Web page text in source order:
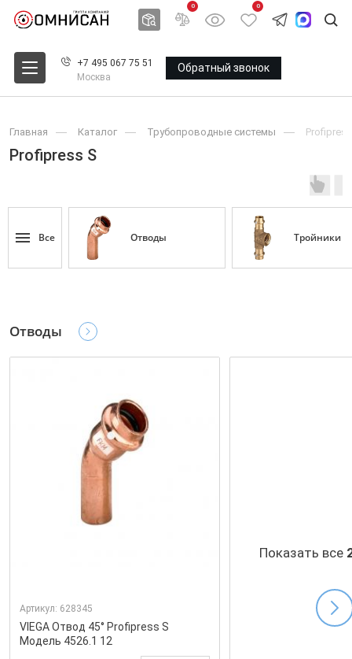
0 0
+7 495 067 75 51
Москва
Обратный звонок
Главная Каталог Трубопроводные системы
Profipress S
Все Oтводы Тройники
Oтводы
Артикул: 628345
VIEGA Отвод 45° Profipress S
Модель 4526.1 12
Показать все